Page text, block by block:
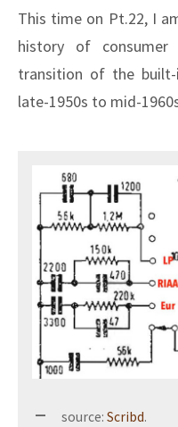
This time on Pt.22, I
history of
transition of the
late-1950s to mid-
source: Scribd.